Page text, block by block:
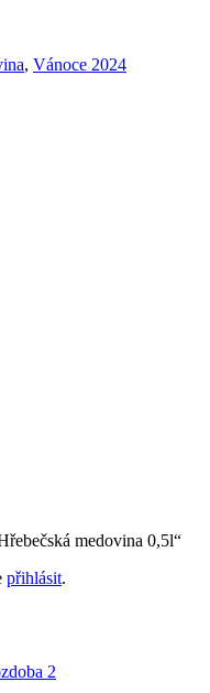
, Vánoce 2024
medovina 0,5l“
přihlásit.